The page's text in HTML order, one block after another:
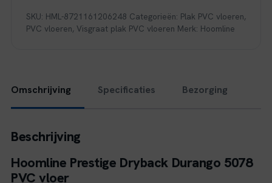
SKU: HML-8721161206248 Categorieën: Plak PVC vloeren,
PVC vloeren, Visgraat plak PVC vloeren Merk: Hoomline
Omschrijving Specificaties Bezorging
Beschrijving
Hoomline Prestige Dryback Durango 5078
PVC vloer